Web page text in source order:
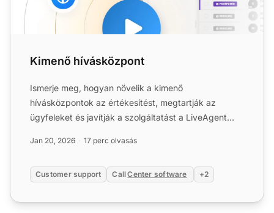
Kimenő hívásközpont
Ismerje meg, hogyan növelik a kimenő
hívásközpontok az értékesítést, megtartják az
ügyfeleket és javítják a szolgáltatást a LiveAgent
Jan 20, 2026 17 perc olvasás
Customer support CallCenter software +2